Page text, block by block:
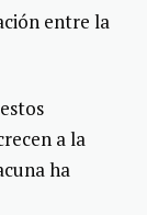
entre la
a la
ha